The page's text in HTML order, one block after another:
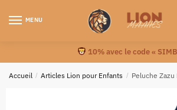
MENU
10% avec le code «
Accueil / Articles Lion pour Enfants / Peluche Zazu